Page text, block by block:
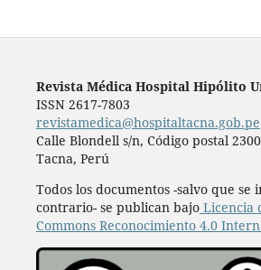
Revista Médica Hospital Hipólito
ISSN 2617-7803
revistamedica@hospitaltacna.gob.pe
Calle Blondell s/n, Código postal
Tacna, Perú
Todos los documentos -salvo que se
contrario- se publican bajoLicencia
Commons Reconocimiento 4.0